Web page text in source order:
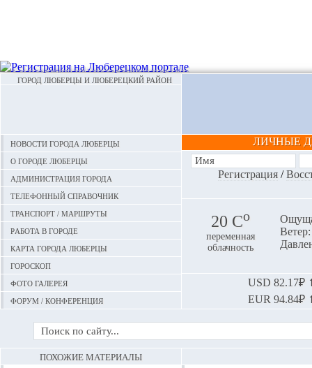
ГОРОД ЛЮБЕРЦЫ И ЛЮБЕРЕЦКИЙ РАЙОН
Новости города Люберцы
О городе Люберцы
Администрация города
Телефонный справочник
Транспорт / маршруты
Работа в городе
Карта города Люберцы
Гороскоп
Фото галерея
Форум / конференция
ЛИЧНЫЕ
Регистрация/
20 Сo
переменная
облачность
USD 82.17₽
EUR 94.84₽
ПОХОЖИЕ МАТЕРИАЛЫ